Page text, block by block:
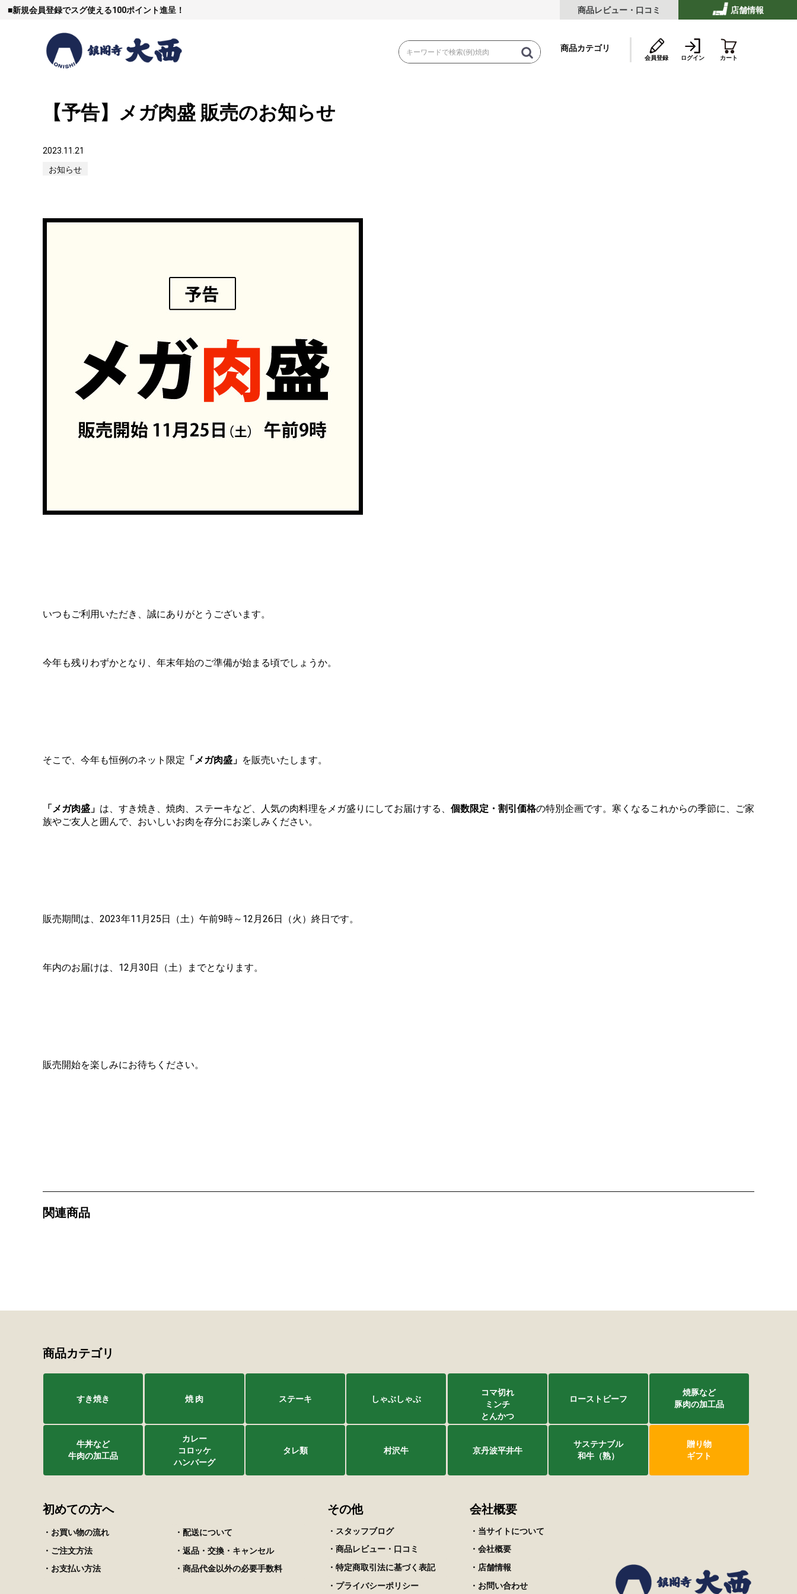
■新規会員登録でスグ使える100ポイント進呈！ 店舗情報
商品レビュー・口コミ
商品カテゴリ
会員登録 ログイン カート
【予告】メガ肉盛 販売のお知らせ
2023.11.21
お知らせ
いつもご利用いただき、誠にありがとうございます。
今年も残りわずかとなり、年末年始のご準備が始まる頃でしょうか。
そこで、今年も恒例のネット限定 「メガ肉盛」 を販売いたします。
「メガ肉盛」 は、すき焼き、焼肉、ステーキなど、人気の肉料理をメガ盛りにしてお届けする、 個数限定・割引価格の特別企画です。寒くなるこれからの季節に、ご家
族やご友人と囲んで、おいしいお肉を存分にお楽しみください。
販売期間は、2023年11月25日（土）午前9時～12月26日（火）終日です。
年内のお届けは、12月30日（土）までとなります。
販売開始を楽しみにお待ちください。
関連商品
商品カテゴリ
すき焼き 焼 肉 ステーキ しゃぶしゃぶ
コマ切れ
ミンチ
とんかつ
ローストビーフ
焼豚など
豚肉の加工品
牛丼など
牛肉の加工品
カレー
コロッケ
ハンバーグ
タレ類 村沢牛 京丹波平井牛
サステナブル
和牛（熟）
贈り物
ギフト
初めての方へ
・お買い物の流れ
・配送について
・ご注文方法
・返品・交換・キャンセル
・お支払い方法
・商品代金以外の必要手数料
その他
・スタッフブログ
・商品レビュー・口コミ
・特定商取引法に基づく表記
・プライバシーポリシー
会社概要
・当サイトについて
・会社概要
・店舗情報
・お問い合わせ